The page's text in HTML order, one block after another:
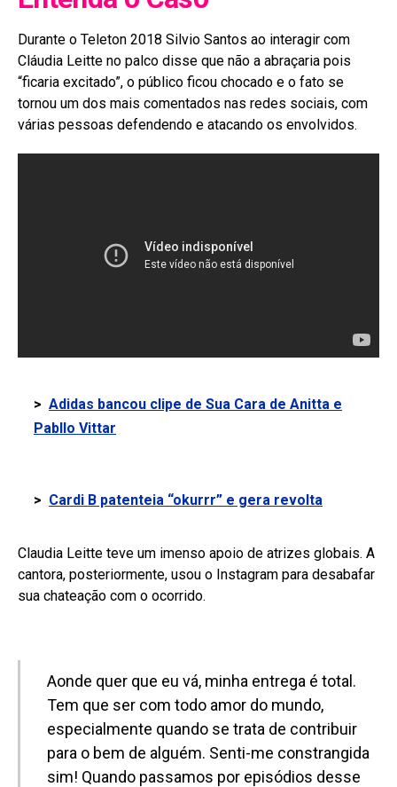
Durante o Teleton 2018 Silvio Santos ao interagir com
Cláudia Leitte no palco disse que não a abraçaria pois
“ficaria excitado”, o público ficou chocado e o fato se
tornou um dos mais comentados nas redes sociais, com
várias pessoas defendendo e atacando os envolvidos.
> Adidas bancou clipe de Sua Cara de Anitta e
Pabllo Vittar
> Cardi B patenteia “okurrr” e gera revolta
Claudia Leitte teve um imenso apoio de atrizes globais. A
cantora, posteriormente, usou o Instagram para desabafar
sua chateação com o ocorrido.
Aonde quer que eu vá, minha entrega é total.
Tem que ser com todo amor do mundo,
especialmente quando se trata de contribuir
para o bem de alguém. Senti-me constrangida
sim! Quando passamos por episódios desse